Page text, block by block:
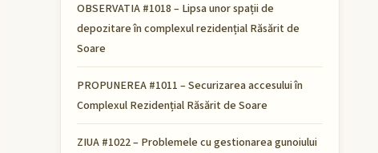
OBSERVATIA #1018 – Lipsa unor spații de
depozitare în complexul rezidențial Răsărit de
Soare
PROPUNEREA #1011 – Securizarea accesului în
Complexul Rezidențial Răsărit de Soare
ZIUA #1022 – Problemele cu gestionarea gunoiului